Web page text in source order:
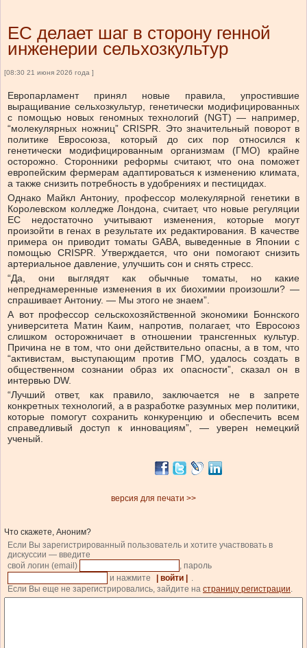
ЕС делает шаг в сторону генной
инженерии сельхозкультур
[08:30 21 июня 2026 года ]
Европарламент принял новые правила, упростившие
выращивание сельхозкультур, генетически модифицированных
с помощью новых геномных технологий (NGT) — например,
“молекулярных ножниц” CRISPR. Это значительный поворот в
политике Евросоюза, который до сих пор относился к
генетически модифицированным организмам (ГМО) крайне
осторожно. Сторонники реформы считают, что она поможет
европейским фермерам адаптироваться к изменению климата,
а также снизить потребность в удобрениях и пестицидах.
Однако Майкл Антониу, профессор молекулярной генетики в
Королевском колледже Лондона, считает, что новые регуляции
ЕС недостаточно учитывают изменения, которые могут
произойти в генах в результате их редактирования. В качестве
примера он приводит томаты GABA, выведенные в Японии с
помощью CRISPR. Утверждается, что они помогают снизить
артериальное давление, улучшить сон и снять стресс.
“Да, они выглядят как обычные томаты, но какие
непреднамеренные изменения в их биохимии произошли? —
спрашивает Антониу. — Мы этого не знаем”.
А вот профессор сельскохозяйственной экономики Боннского
университета Матин Каим, напротив, полагает, что Евросоюз
слишком осторожничает в отношении трансгенных культур.
Причина не в том, что они действительно опасны, а в том, что
“активистам, выступающим против ГМО, удалось создать в
общественном сознании образ их опасности”, сказал он в
интервью DW.
“Лучший ответ, как правило, заключается не в запрете
конкретных технологий, а в разработке разумных мер политики,
которые помогут сохранить конкуренцию и обеспечить всем
справедливый доступ к инновациям”, — уверен немецкий
ученый.
версия для печати >>
Что скажете, Аноним?
Если Вы зарегистрированный пользователь и хотите участвовать в
дискуссии — введите
свой логин (email)
, пароль
и нажмите
| войти |
.
Если Вы еще не зарегистрировались, зайдите на страницу регистрации.